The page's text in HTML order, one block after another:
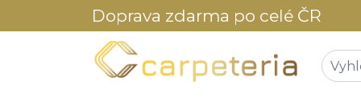
Doprava zdarma po celé ČR